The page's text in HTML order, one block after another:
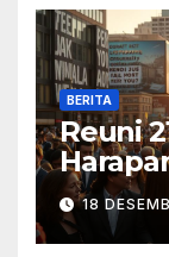
BERITA
Reuni
18